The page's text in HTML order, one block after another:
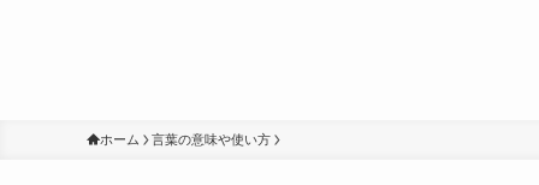
ホーム 言葉の意味や使い方